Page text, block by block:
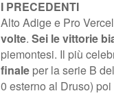
I PRECEDENTI
Alto Adige e Pro
volte. Sei le vittorie
piemontesi. Il più
finale per la serie B del
0 esterno al Druso)